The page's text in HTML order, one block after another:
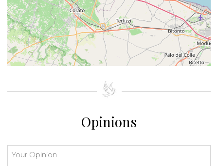
contributors.
Opinions